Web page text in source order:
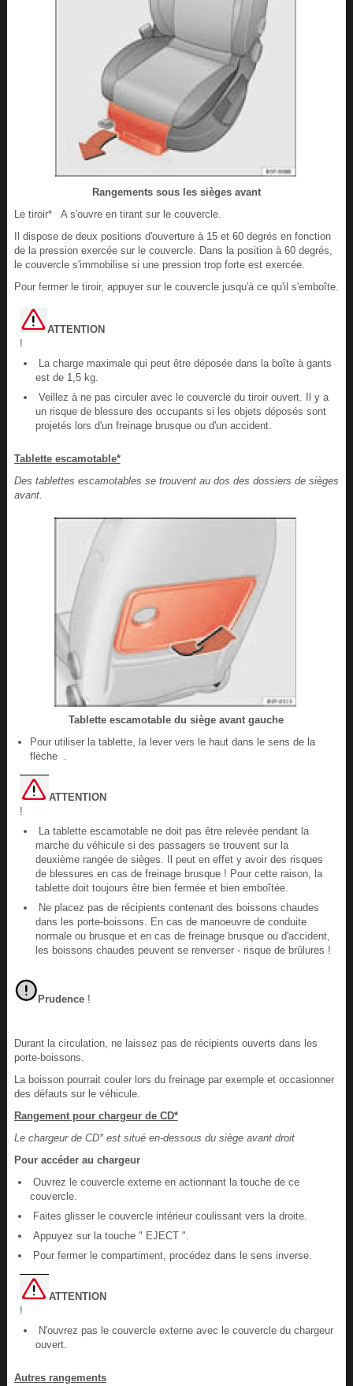
Rangements sous les sièges avant
Le tiroir* A s'ouvre en tirant sur le couvercle.
Il dispose de deux positions d'ouverture à 15 et 60 degrés en fonction
de la pression exercée sur le couvercle. Dans la position à 60 degrés,
le couvercle s'immobilise si une pression trop forte est exercée.
Pour fermer le tiroir, appuyer sur le couvercle jusqu'à ce qu'il s'emboîte.
ATTENTION
!
La charge maximale qui peut être déposée dans la boîte à gants
est de 1,5 kg.
Veillez à ne pas circuler avec le couvercle du tiroir ouvert. Il y a
un risque de blessure des occupants si les objets déposés sont
projetés lors d'un freinage brusque ou d'un accident.
Tablette escamotable*
Des tablettes escamotables se trouvent au dos des dossiers de sièges
avant.
Tablette escamotable du siège avant gauche
Pour utiliser la tablette, la lever vers le haut dans le sens de la
flèche .
ATTENTION
!
La tablette escamotable ne doit pas être relevée pendant la
marche du véhicule si des passagers se trouvent sur la
deuxième rangée de sièges. Il peut en effet y avoir des risques
de blessures en cas de freinage brusque ! Pour cette raison, la
tablette doit toujours être bien fermée et bien emboîtée.
Ne placez pas de récipients contenant des boissons chaudes
dans les porte-boissons. En cas de manoeuvre de conduite
normale ou brusque et en cas de freinage brusque ou d'accident,
les boissons chaudes peuvent se renverser - risque de brûlures !
Prudence!
Durant la circulation, ne laissez pas de récipients ouverts dans les
porte-boissons.
La boisson pourrait couler lors du freinage par exemple et occasionner
des défauts sur le véhicule.
Rangement pour chargeur de CD*
Le chargeur de CD* est situé en-dessous du siège avant droit
Pour accéder au chargeur
Ouvrez le couvercle externe en actionnant la touche de ce
couvercle.
Faites glisser le couvercle intérieur coulissant vers la droite.
Appuyez sur la touche " EJECT ".
Pour fermer le compartiment, procédez dans le sens inverse.
ATTENTION
!
N'ouvrez pas le couvercle externe avec le couvercle du chargeur
ouvert.
Autres rangements